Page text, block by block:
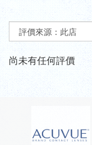
尚未有任何評價